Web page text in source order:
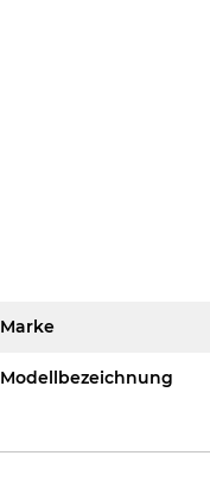
Marke
Modellbezeichnung